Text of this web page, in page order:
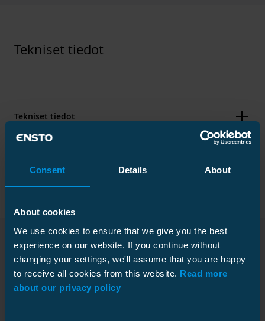
Consent Details About
About cookies
We use cookies to ensure that we give you the best
experience on our website. If you continue without
changing your settings, we'll assume that you are happy
to receive all cookies from this website. Read more
about our privacy policy
Tekniset tiedot
Tekniset tiedot
Paino
2.29 kg
Korkeus
88 mm
Leveys
Laatikko
Pakkauskoko
Ladattavat tiedostot